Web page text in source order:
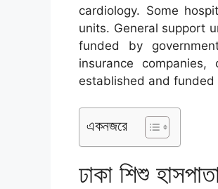
cardiology. Some
units. General support
funded by
insurance
established and
একনজরে
ঢাকা শিশু